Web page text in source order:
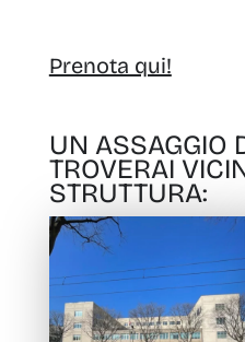
Prenota qui!
UN ASSAGGIO
TROVERAI
STRUTTURA: